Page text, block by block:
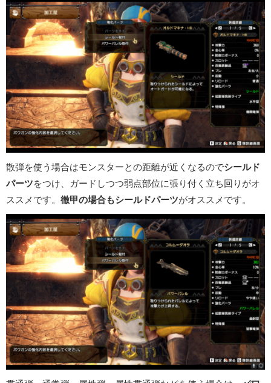
散弾を使う場合はモンスターとの距離が近くなるのでシールド
パーツをつけ、ガードしつつ弱点部位に張り付く立ち回りがオ
ススメです。 徹甲の場合もシールドパーツがオススメです。